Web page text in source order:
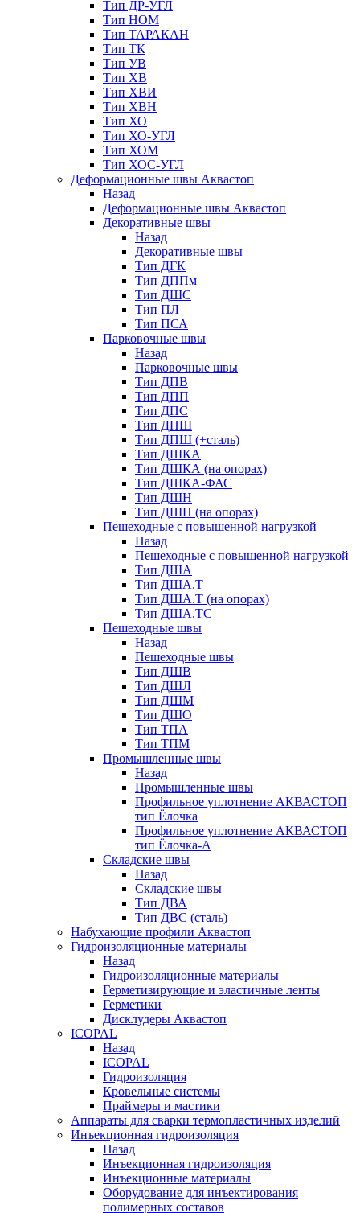
Тип ДР-УГЛ
Тип НОМ
Тип ТАРАКАН
Тип ТК
Тип УВ
Тип ХВ
Тип ХВИ
Тип ХВН
Тип ХО
Тип ХО-УГЛ
Тип ХОМ
Тип ХОС-УГЛ
Деформационные швы Аквастоп
Назад
Деформационные швы Аквастоп
Декоративные швы
Назад
Декоративные швы
Тип ДГК
Тип ДППм
Тип ДШС
Тип ПЛ
Тип ПСА
Парковочные швы
Назад
Парковочные швы
Тип ДПВ
Тип ДПП
Тип ДПС
Тип ДПШ
Тип ДПШ (+сталь)
Тип ДШКА
Тип ДШКА (на опорах)
Тип ДШКА-ФАС
Тип ДШН
Тип ДШН (на опорах)
Пешеходные с повышенной нагрузкой
Назад
Пешеходные с повышенной нагрузкой
Тип ДША
Тип ДША.Т
Тип ДША.Т (на опорах)
Тип ДША.ТС
Пешеходные швы
Назад
Пешеходные швы
Тип ДШВ
Тип ДШЛ
Тип ДШМ
Тип ДШО
Тип ТПА
Тип ТПМ
Промышленные швы
Назад
Промышленные швы
Профильное уплотнение АКВАСТОП
тип Ёлочка
Профильное уплотнение АКВАСТОП
тип Ёлочка-А
Складские швы
Назад
Складские швы
Тип ДВА
Тип ДВС (сталь)
Набухающие профили Аквастоп
Гидроизоляционные материалы
Назад
Гидроизоляционные материалы
Герметизирующие и эластичные ленты
Герметики
Дисклудеры Аквастоп
ICOPAL
Назад
ICOPAL
Гидроизоляция
Кровельные системы
Праймеры и мастики
Аппараты для сварки термопластичных изделий
Инъекционная гидроизоляция
Назад
Инъекционная гидроизоляция
Инъекционные материалы
Оборудование для инъектирования
полимерных составов